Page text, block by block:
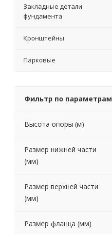
Закладные детали
фундамента
Кронштейны
Парковые
Фильтр по параметрам
Высота опоры (м)
Размер нижней части
(мм)
Размер верхней части
(мм)
Размер фланца (мм)